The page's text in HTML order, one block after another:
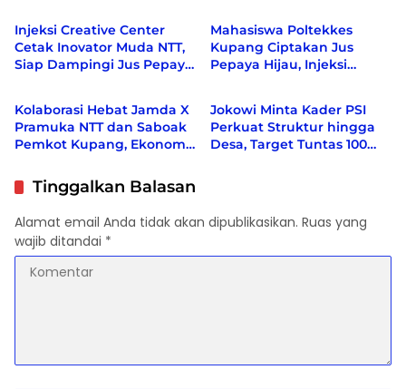
Injeksi Creative Center
Cetak Inovator Muda NTT,
Siap Dampingi Jus Pepaya
Mahasiswa Poltekkes
Kupang Ciptakan Jus
Pepaya Hijau, Injeksi
Berita
Kolaborasi Hebat Jamda X
Pramuka NTT dan Saboak
Pemkot Kupang, Ekonomi
Sosial di Kampanyekan
Berita
Jokowi Minta Kader PSI
Perkuat Struktur hingga
Desa, Target Tuntas 100
Tinggalkan Balasan
Alamat email Anda tidak akan dipublikasikan. Ruas yang
wajib ditandai *